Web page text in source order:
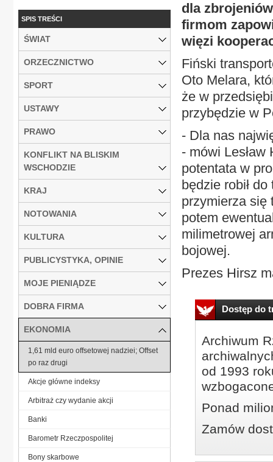
dla
firmom
więzi
Fiński
Oto Melara,
że w
przybędzie w
- Dla nas
- mówi Lesław
potentata w
będzie robił
przymierza się
potem
milimetrowej
bojowej.
Prezes Hirsz
Dostęp do
Archiwum
od 1993
Ponad
Zamów
SPIS TREŚCI
ŚWIAT
ORZECZNICTWO
SPORT
USTAWY
PRAWO
KONFLIKT NA BLISKIM
WSCHODZIE
KRAJ
NOTOWANIA
KULTURA
PUBLICYSTYKA, OPINIE
MOJE PIENIĄDZE
DOBRA FIRMA
EKONOMIA
1,61 mld euro offsetowej nadziei; Offset
po raz drugi
Akcje główne indeksy
Arbitraż czy wydanie akcji
Banki
Barometr Rzeczpospolitej
Bony skarbowe